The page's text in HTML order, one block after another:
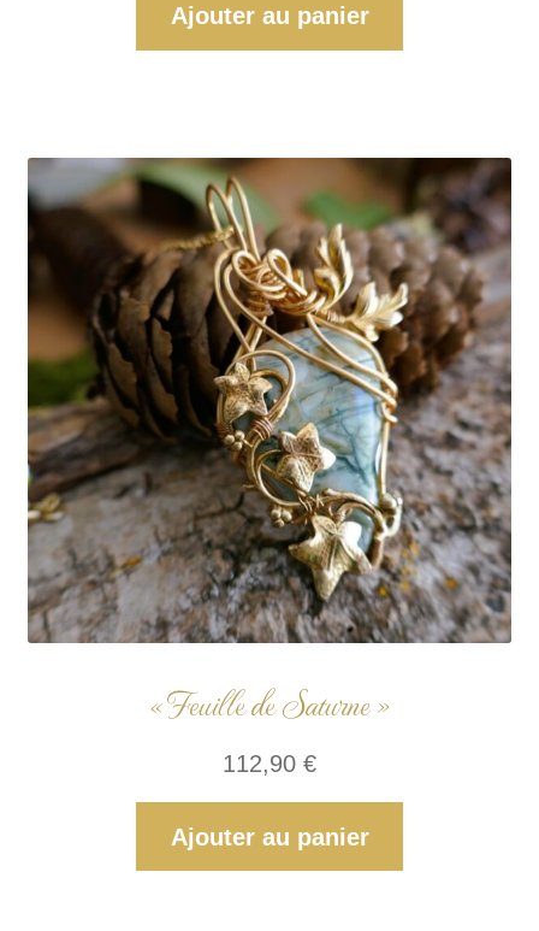
Ajouter au panier
« Feuille de Saturne »
112,90 €
Ajouter au panier